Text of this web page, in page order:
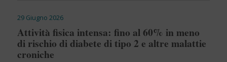
29 Giugno 2026
Attività fisica intensa: fino al 60% in meno
di rischio di diabete di tipo 2 e altre malattie
croniche